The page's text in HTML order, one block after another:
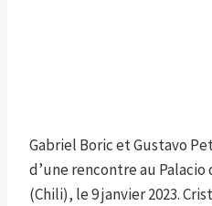
Gabriel Boric et Gustavo
d’une rencontre au Palacio
(Chili), le 9 janvier 2023.